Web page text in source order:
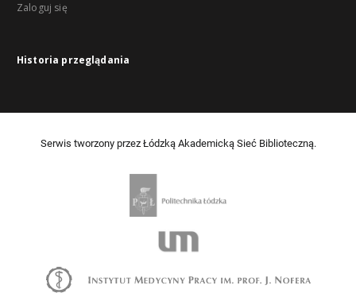
Zaloguj się
Historia przeglądania
Serwis tworzony przez Łódzką Akademicką Sieć Biblioteczną.